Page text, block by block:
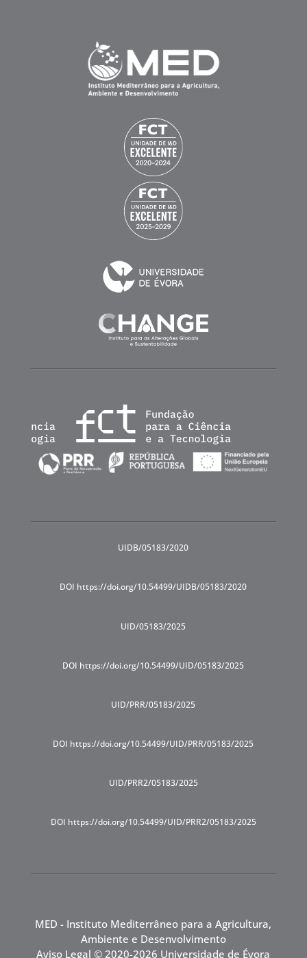
UIDB/05183/2020
DOI https://doi.org/10.54499/UIDB/05183/2020
UID/05183/2025
DOI https://doi.org/10.54499/UID/05183/2025
UID/PRR/05183/2025
DOI https://doi.org/10.54499/UID/PRR/05183/2025
UID/PRR2/05183/2025
DOI https://doi.org/10.54499/UID/PRR2/05183/2025
MED - Instituto Mediterrâneo para a Agricultura,
Ambiente e Desenvolvimento
Aviso Legal © 2020-2026 Universidade de Évora